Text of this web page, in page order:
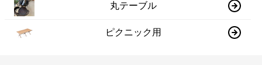
丸テーブル
ピクニック用